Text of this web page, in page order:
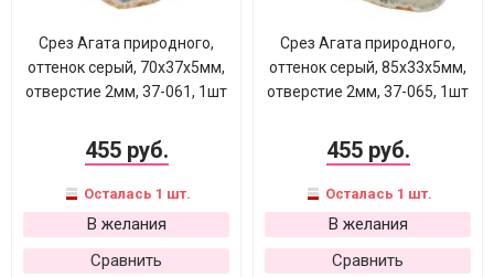
Срез Агата природного,
оттенок серый, 70х37х5мм,
отверстие 2мм, 37-061, 1шт
455 руб.
Осталась 1 шт.
В желания
Сравнить
Срез Агата природного,
оттенок серый, 85х33х5мм,
отверстие 2мм, 37-065, 1шт
455 руб.
Осталась 1 шт.
В желания
Сравнить